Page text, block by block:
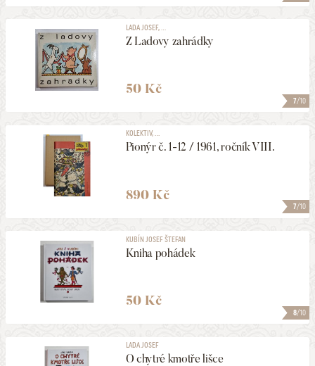
7/10
LADA JOSEF, ...
Z Ladovy zahrádky
50 Kč
7/10
KOLEKTIV, ...
Pionýr č. 1-12 / 1961, ročník VIII.
890 Kč
8/10
KUBÍN JOSEF ŠTEFAN
Kniha pohádek
50 Kč
LADA JOSEF
O chytré kmotře lišce